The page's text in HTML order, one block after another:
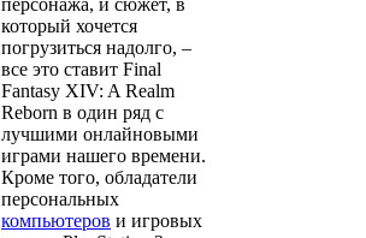
персонажа, и сюжет, в
который хочется
погрузиться надолго, –
все это ставит Final
Fantasy XIV: A Realm
Reborn в один ряд с
лучшими онлайновыми
играми нашего времени.
Кроме того, обладатели
персональных
компьютеров и игровых